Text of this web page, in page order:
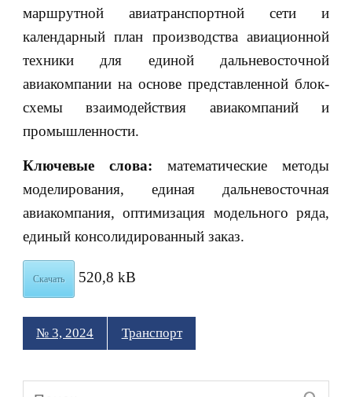
маршрутной авиатранспортной сети и
календарный план производства авиационной
техники для единой дальневосточной
авиакомпании на основе представленной блок-
схемы взаимодействия авиакомпаний и
промышленности.
Ключевые слова:математические методы
моделирования, единая дальневосточная
авиакомпания, оптимизация модельного ряда,
единый консолидированный заказ.
Скачать 520,8 kB
№ 3, 2024 Транспорт